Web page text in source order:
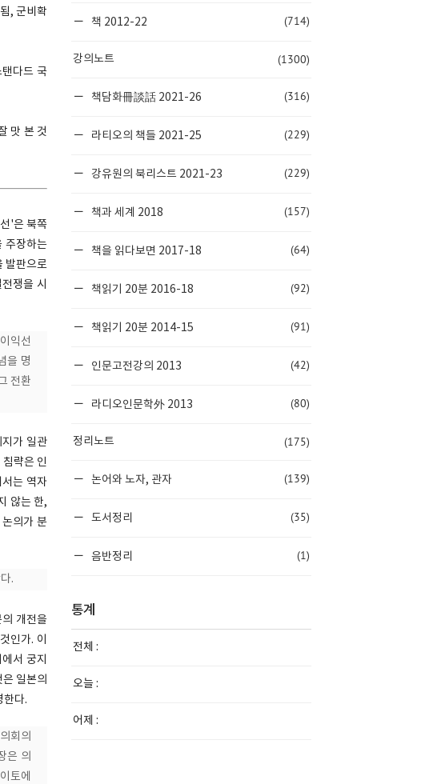
, 군비확
다드 국
맛 본 것
'은 북쪽
주장하는
발판으로
쟁을 시
익선
을 명
전환
가 일관
략은 인
서는 역자
않는 한,
의가 분
.
개전을
인가. 이
서 궁지
일본의
한다.
회의
은 의
토에
책 2012-22 (714)
강의노트 (1300)
책담화冊談話 2021-26 (316)
라티오의 책들 2021-25 (229)
강유원의 북리스트 2021-23 (229)
책과 세계 2018 (157)
책을 읽다보면 2017-18 (64)
책읽기 20분 2016-18 (92)
책읽기 20분 2014-15 (91)
인문고전강의 2013 (42)
라디오인문학外 2013 (80)
정리노트 (175)
논어와 노자, 관자 (139)
도서정리 (35)
음반정리 (1)
통계
전체 :
오늘 :
어제 :